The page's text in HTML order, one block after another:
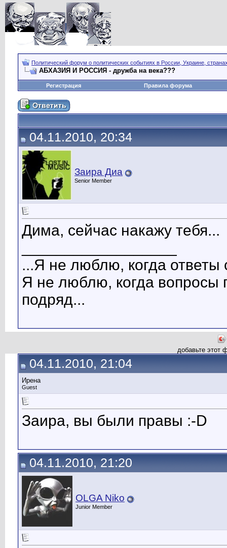
Политический форум о политических событиях в России, Украине,
АБХАЗИЯ И РОССИЯ - дружба на века???
Регистрация Правила форума
04.11.2010, 20:34
Заира Диа
Senior Member
Дима, сейчас накажу тебя...
...Я не люблю, когда ответы
Я не люблю, когда вопросы
подряд...
добавьте этот
04.11.2010, 21:04
Ирена
Guest
Заира, вы были правы :-D
04.11.2010, 21:20
OLGA Niko
Junior Member